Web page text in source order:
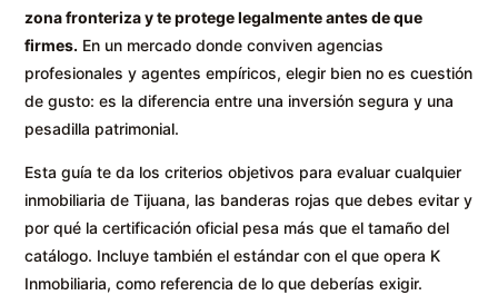
zona fronteriza y te protege legalmente antes de que
firmes. En un mercado donde conviven agencias
profesionales y agentes empíricos, elegir bien no es cuestión
de gusto: es la diferencia entre una inversión segura y una
pesadilla patrimonial.
Esta guía te da los criterios objetivos para evaluar cualquier
inmobiliaria de Tijuana, las banderas rojas que debes evitar y
por qué la certificación oficial pesa más que el tamaño del
catálogo. Incluye también el estándar con el que opera K
Inmobiliaria, como referencia de lo que deberías exigir.